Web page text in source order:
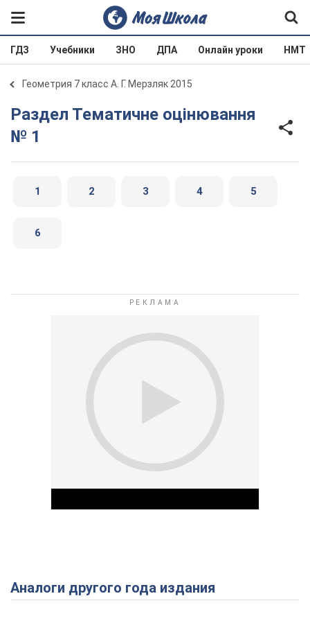
ГДЗ Учебники ЗНО ДПА Онлайн уроки НМТ
Геометрия 7 класс А. Г. Мерзляк 2015
Раздел Тематичне оцінювання
№ 1
1 2 3 4 5
6
Play Video
Аналоги другого года издания